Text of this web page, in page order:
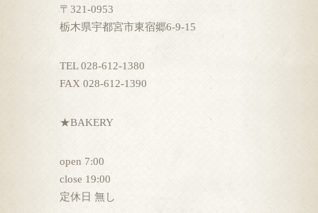
〒321-0953
栃木県宇都宮市東宿郷6-9-15
TEL 028-612-1380
FAX 028-612-1390
★BAKERY
open 7:00
close 19:00
定休日 無し